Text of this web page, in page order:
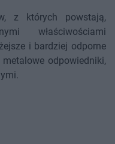
z których powstają,
właściwościami
i bardziej odporne
odpowiedniki,